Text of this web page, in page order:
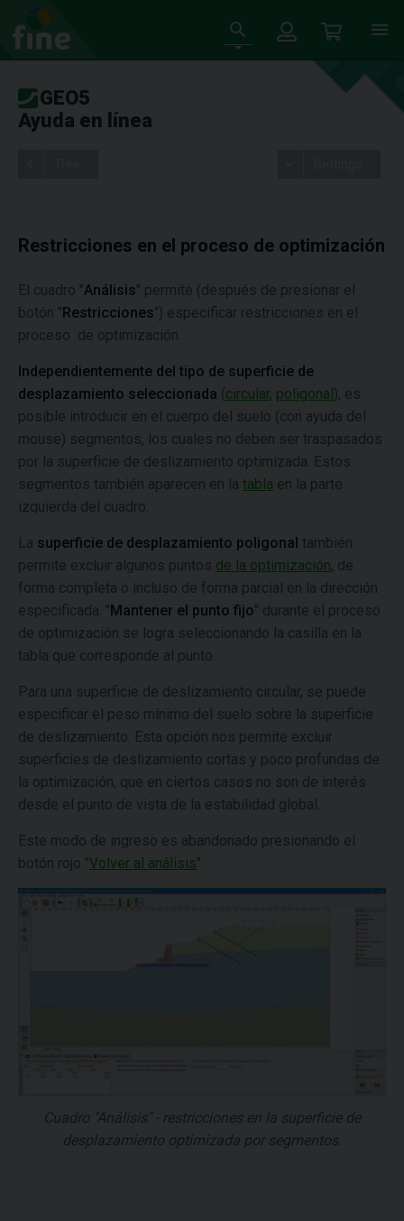
GEO5
Ayuda en línea
Restricciones en el proceso de optimización
El cuadro "Análisis" permite (después de presionar el
botón "Restricciones") especificar restricciones en el
proceso de optimización.
Independientemente del tipo de superficie de
desplazamiento seleccionada ( circular, poligonal), es
posible introducir en el cuerpo del suelo (con ayuda del
mouse) segmentos, los cuales no deben ser traspasados
por la superficie de deslizamiento optimizada. Estos
segmentos también aparecen en la tabla en la parte
izquierda del cuadro.
La superficie de desplazamiento poligonal también
permite excluir algunos puntos de la optimización, de
forma completa o incluso de forma parcial en la dirección
especificada. "Mantener el punto fijo" durante el proceso
de optimización se logra seleccionando la casilla en la
tabla que corresponde al punto.
Para una superficie de deslizamiento circular, se puede
especificar el peso mínimo del suelo sobre la superficie
de deslizamiento. Esta opción nos permite excluir
superficies de deslizamiento cortas y poco profundas de
la optimización, que en ciertos casos no son de interés
desde el punto de vista de la estabilidad global.
Este modo de ingreso es abandonado presionando el
botón rojo "Volver al análisis".
Cuadro "Análisis" - restricciones en la superficie de
desplazamiento optimizada por segmentos.